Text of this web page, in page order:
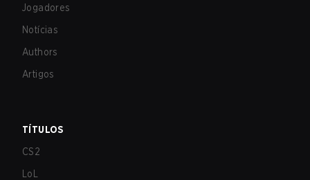
Jogadores
Notícias
Authors
Artigos
TÍTULOS
CS2
LoL